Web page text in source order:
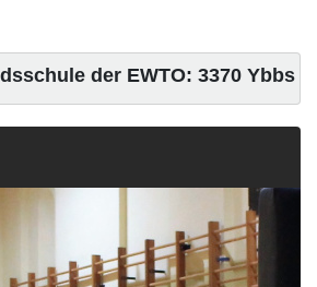
der EWTO: 3370 Ybbs